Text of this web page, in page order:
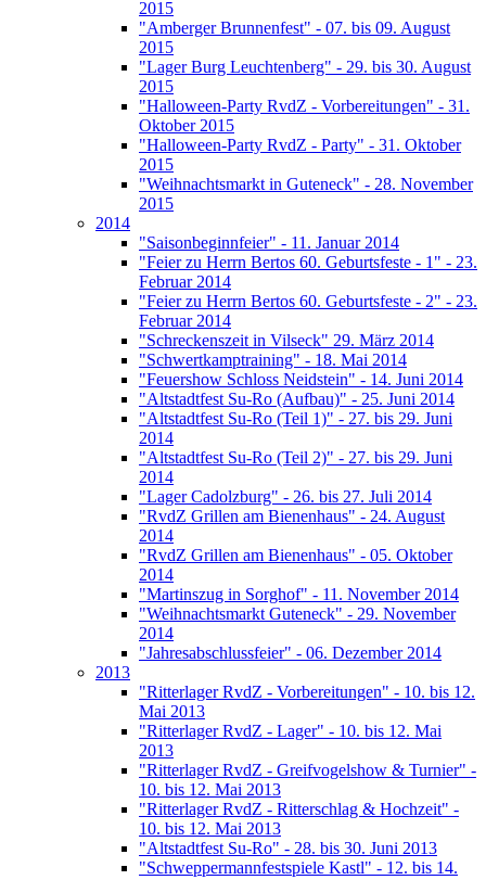
2015
"Amberger Brunnenfest" - 07. bis 09. August
2015
"Lager Burg Leuchtenberg" - 29. bis 30. August
2015
"Halloween-Party RvdZ - Vorbereitungen" - 31.
Oktober 2015
"Halloween-Party RvdZ - Party" - 31. Oktober
2015
"Weihnachtsmarkt in Guteneck" - 28. November
2015
2014
"Saisonbeginnfeier" - 11. Januar 2014
"Feier zu Herrn Bertos 60. Geburtsfeste - 1" - 23.
Februar 2014
"Feier zu Herrn Bertos 60. Geburtsfeste - 2" - 23.
Februar 2014
"Schreckenszeit in Vilseck" 29. März 2014
"Schwertkamptraining" - 18. Mai 2014
"Feuershow Schloss Neidstein" - 14. Juni 2014
"Altstadtfest Su-Ro (Aufbau)" - 25. Juni 2014
"Altstadtfest Su-Ro (Teil 1)" - 27. bis 29. Juni
2014
"Altstadtfest Su-Ro (Teil 2)" - 27. bis 29. Juni
2014
"Lager Cadolzburg" - 26. bis 27. Juli 2014
"RvdZ Grillen am Bienenhaus" - 24. August
2014
"RvdZ Grillen am Bienenhaus" - 05. Oktober
2014
"Martinszug in Sorghof" - 11. November 2014
"Weihnachtsmarkt Guteneck" - 29. November
2014
"Jahresabschlussfeier" - 06. Dezember 2014
2013
"Ritterlager RvdZ - Vorbereitungen" - 10. bis 12.
Mai 2013
"Ritterlager RvdZ - Lager" - 10. bis 12. Mai
2013
"Ritterlager RvdZ - Greifvogelshow & Turnier" -
10. bis 12. Mai 2013
"Ritterlager RvdZ - Ritterschlag & Hochzeit" -
10. bis 12. Mai 2013
"Altstadtfest Su-Ro" - 28. bis 30. Juni 2013
"Schweppermannfestspiele Kastl" - 12. bis 14.